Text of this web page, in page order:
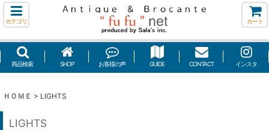
カテゴリ カート
商品検索 SHOP お客様の声 GUIDE CONTACT インスタ
ＨＯＭＥ > LIGHTS
LIGHTS